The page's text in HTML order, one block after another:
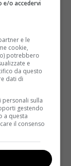
docente
che
durante
ampliare il
che
primo studio
donne e il
che
quelle che
nel
e/o accedervi
e le
cookie,
potrebbero
e
da questo
dati di
sulla
gestendo
a questa
il consenso